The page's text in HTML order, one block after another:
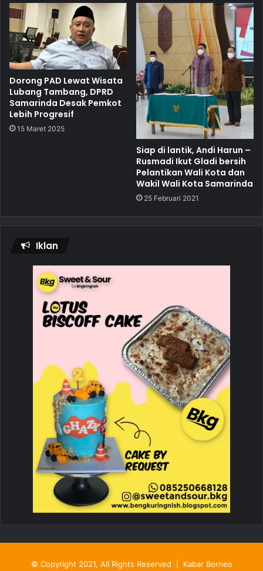
Dorong PAD Lewat Wisata
Lubang Tambang, DPRD
Samarinda Desak Pemkot
Lebih Progresif
15 Maret 2025
Siap di lantik, Andi Harun –
Rusmadi Ikut Gladi bersih
Pelantikan Wali Kota dan
Wakil Wali Kota Samarinda
25 Februari 2021
Iklan
© Copyright 2021, All Rights Reserved | Kabar Borneo